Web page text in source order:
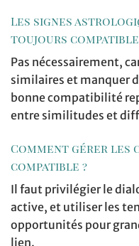
Les signes
toujours
Pas nécessairement,
similaires et manquer
bonne compatibilité
entre similitudes et
Comment gérer
compatible ?
Il faut privilégier le
active, et utiliser les
opportunités pour
lien.